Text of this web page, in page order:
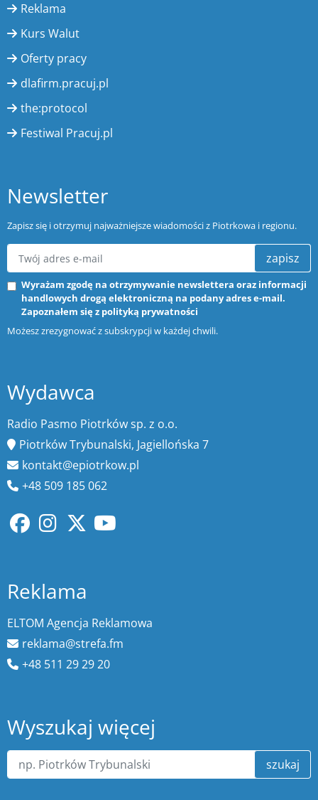
Reklama
Kurs Walut
Oferty pracy
dlafirm.pracuj.pl
the:protocol
Festiwal Pracuj.pl
Newsletter
Zapisz się i otrzymuj najważniejsze wiadomości z Piotrkowa i regionu.
zapisz
Wyrażam zgodę na otrzymywanie newslettera oraz informacji
handlowych drogą elektroniczną na podany adres e-mail.
Zapoznałem się z polityką prywatności
Możesz zrezygnować z subskrypcji w każdej chwili.
Wydawca
Radio Pasmo Piotrków sp. z o.o.
Piotrków Trybunalski, Jagiellońska 7
kontakt@epiotrkow.pl
+48 509 185 062
Reklama
ELTOM Agencja Reklamowa
reklama@strefa.fm
+48 511 29 29 20
Wyszukaj więcej
szukaj